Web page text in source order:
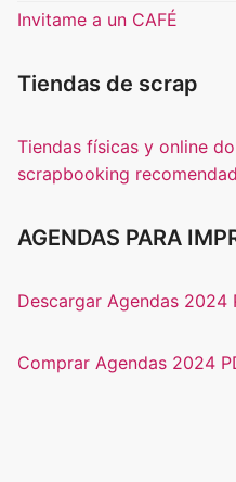
Invitame a un CAFÉ
Tiendas de scrap
Tiendas físicas y online
scrapbooking
AGENDAS PARA
Descargar Agendas 2024
Comprar Agendas 2024